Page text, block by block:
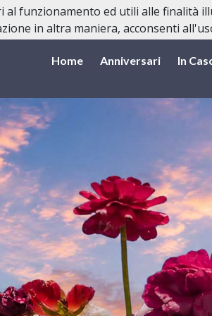
Home Anniversari In
funzionamento ed utili alle finalità
in altra maniera, acconsenti